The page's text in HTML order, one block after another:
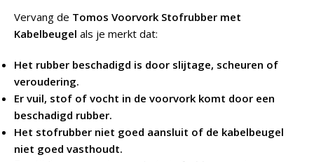
Vervang de Tomos Voorvork Stofrubber met
Kabelbeugel als je merkt dat:
Het rubber beschadigd is door slijtage, scheuren of
veroudering.
Er vuil, stof of vocht in de voorvork komt door een
beschadigd rubber.
Het stofrubber niet goed aansluit of de kabelbeugel
niet goed vasthoudt.